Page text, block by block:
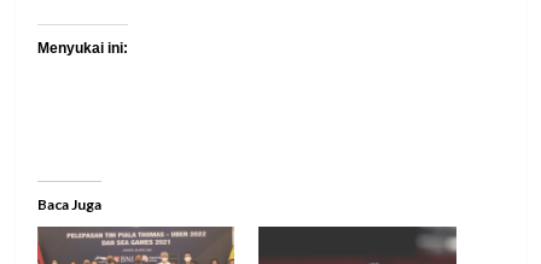
Menyukai ini:
Baca Juga